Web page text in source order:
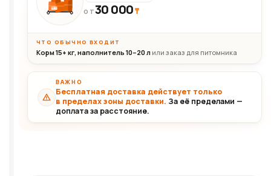
30+кг ОТ30 000₸
ЧТО ОБЫЧНО ВХОДИТ
Корм 15+ кг, наполнитель 10–20 л или заказ для питомника
ВАЖНО
Бесплатная доставка действует только
в пределах зоны доставки. За её пределами —
доплата за расстояние.